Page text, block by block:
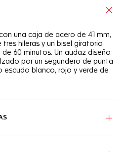
una caja de acero de 41 mm,
hileras y un bisel giratorio
60 minutos. Un audaz diseño
por un segundero de punta
escudo blanco, rojo y verde de